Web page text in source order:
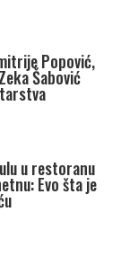
Popović,
Šabović
u restoranu
Evo šta je